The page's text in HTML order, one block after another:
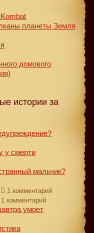
планеты Земля
домового
истории за
у смерти
мальчик?
1 комментарий
1 комментарий
умрет